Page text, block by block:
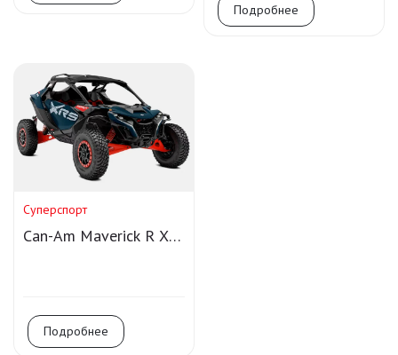
Подробнее
Суперспорт
Can-Am Maverick R X
Подробнее